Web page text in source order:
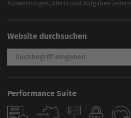
Auswertungen, Alerts und Aufgaben
Website durchsuchen
Performance Suite